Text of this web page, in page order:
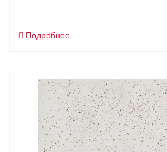
Подробнее